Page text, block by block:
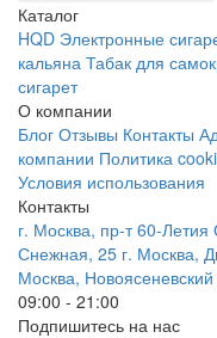
Каталог
HQD Электронные
кальяна Табак для
сигарет
О компании
Блог Отзывы Контакты
компании Политика
Условия использования
Контакты
г. Москва, пр-т 60-Летия
Снежная, 25 г. Москва,
Москва,
09:00 - 21:00
Подпишитесь на нас